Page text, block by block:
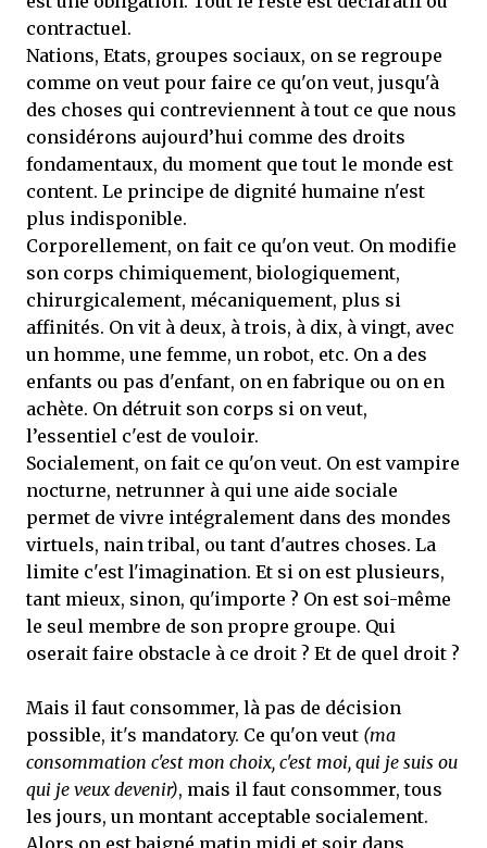
contractuel.
Nations, Etats, groupes sociaux, on se regroupe
comme on veut pour faire ce qu'on veut, jusqu'à
des choses qui contreviennent à tout ce que nous
considérons aujourd’hui comme des droits
fondamentaux, du moment que tout le monde est
content. Le principe de dignité humaine n'est
plus indisponible.
Corporellement, on fait ce qu'on veut. On modifie
son corps chimiquement, biologiquement,
chirurgicalement, mécaniquement, plus si
affinités. On vit à deux, à trois, à dix, à vingt, avec
un homme, une femme, un robot, etc. On a des
enfants ou pas d'enfant, on en fabrique ou on en
achète. On détruit son corps si on veut,
l’essentiel c'est de vouloir.
Socialement, on fait ce qu'on veut. On est vampire
nocturne, netrunner à qui une aide sociale
permet de vivre intégralement dans des mondes
virtuels, nain tribal, ou tant d'autres choses. La
limite c'est l'imagination. Et si on est plusieurs,
tant mieux, sinon, qu'importe ? On est soi-même
le seul membre de son propre groupe. Qui
oserait faire obstacle à ce droit ? Et de quel droit ?
Mais il faut consommer, là pas de décision
possible, it's mandatory. Ce qu'on veut (ma
consommation c'est mon choix, c'est moi, qui je suis ou
qui je veux devenir), mais il faut consommer, tous
les jours, un montant acceptable socialement.
Alors on est baigné matin midi et soir dans